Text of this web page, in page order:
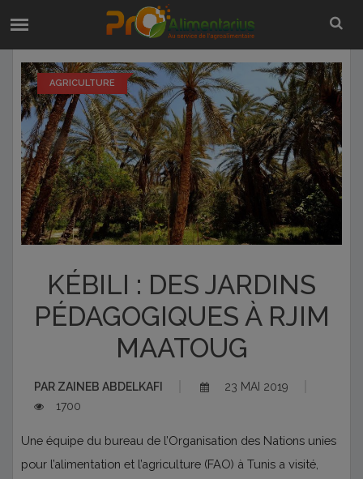
AGRICULTURE
KÉBILI : DES JARDINS
PÉDAGOGIQUES À RJIM
MAATOUG
PARZAINEB ABDELKAFI
23 MAI 2019
1700
Une équipe du bureau de l’Organisation des Nations unies
pour l’alimentation et l’agriculture (FAO) à Tunis a visité,